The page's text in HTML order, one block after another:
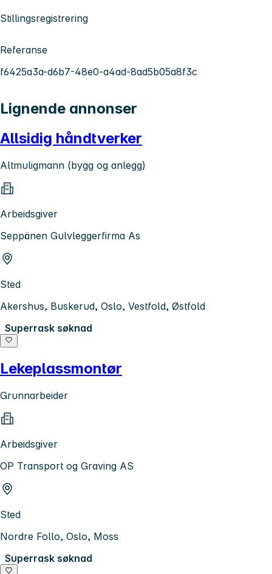
Stillingsregistrering
Referanse
f6425a3a-d6b7-48e0-a4ad-8ad5b05a8f3c
Lignende annonser
Allsidig håndtverker
Altmuligmann (bygg og anlegg)
Arbeidsgiver
Seppänen Gulvleggerfirma As
Sted
Akershus, Buskerud, Oslo, Vestfold, Østfold
Superrask søknad
Lekeplassmontør
Grunnarbeider
Arbeidsgiver
OP Transport og Graving AS
Sted
Nordre Follo, Oslo, Moss
Superrask søknad